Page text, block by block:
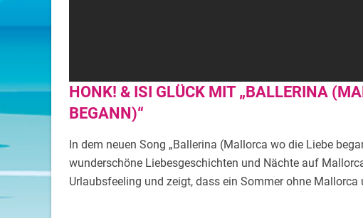
HONK! & ISI GLÜCK MIT „BALLERINA
BEGANN)“
In dem neuen Song „Ballerina (Mallorca wo die Liebe
wunderschöne Liebesgeschichten und Nächte auf
Urlaubsfeeling und zeigt, dass ein Sommer ohne Mallorca